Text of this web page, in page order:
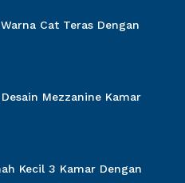
Cat Teras Dengan
Mezzanine Kamar
Kecil 3 Kamar Dengan